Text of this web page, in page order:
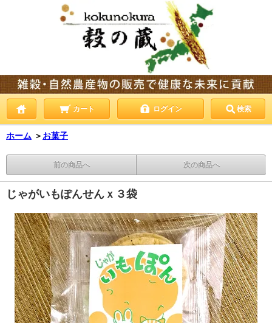
カート ログイン 検索
ホーム ＞ お菓子
前の商品へ 次の商品へ
じゃがいもぽんせんｘ３袋